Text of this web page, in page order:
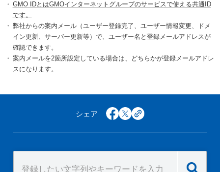
GMO IDとはGMOインターネットグループのサービスで使える共通ID
です。
弊社からの案内メール（ユーザー登録完了、ユーザー情報変更、ドメ
イン更新、サーバー更新等）で、ユーザー名と登録メールアドレスが
確認できます。
案内メールを2箇所設定している場合は、どちらかが登録メールアドレ
スになります。
シェア facebook
x copy